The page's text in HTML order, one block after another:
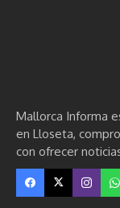
Mallorca Informa
en Lloseta,
con ofrecer